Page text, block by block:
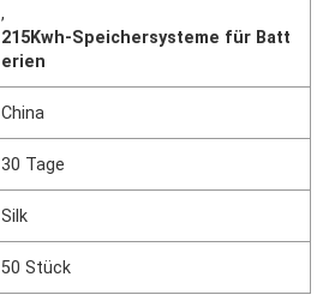
,
215Kwh-Speichersysteme für Batt
erien
China
30 Tage
Silk
50 Stück